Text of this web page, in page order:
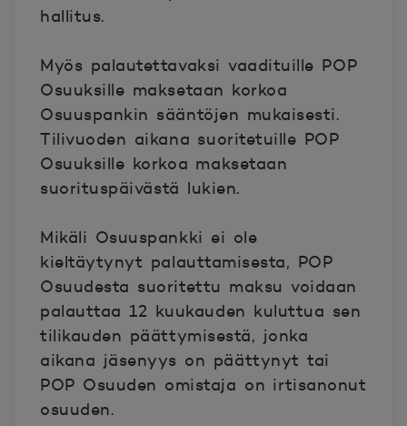
hallitus.
Myös palautettavaksi vaadituille POP
Osuuksille maksetaan korkoa
Osuuspankin sääntöjen mukaisesti.
Tilivuoden aikana suoritetuille POP
Osuuksille korkoa maksetaan
suorituspäivästä lukien.
Mikäli Osuuspankki ei ole
kieltäytynyt palauttamisesta, POP
Osuudesta suoritettu maksu voidaan
palauttaa 12 kuukauden kuluttua sen
tilikauden päättymisestä, jonka
aikana jäsenyys on päättynyt tai
POP Osuuden omistaja on irtisanonut
osuuden.